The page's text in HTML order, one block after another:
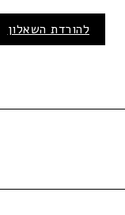
להורדת השאלון